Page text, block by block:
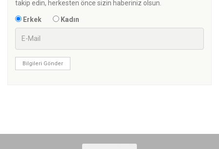
takip edin, herkesten önce sizin haberiniz olsun.
Erkek Kadın
Bilgileri Gönder